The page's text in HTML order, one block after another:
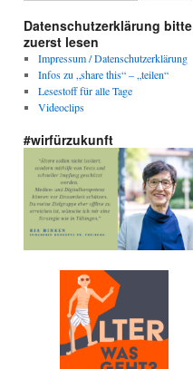
Datenschutzerklärung bitte
zuerst lesen
Impressum / Datenschutzerklärung
Infos zu „share this“ – „teilen“
Lesestoff für alle Tage
Videoclips
#wirfürzukunft